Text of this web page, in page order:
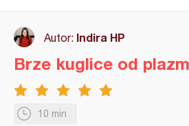
Autor: Indira HP
10 min
Brze kuglice od